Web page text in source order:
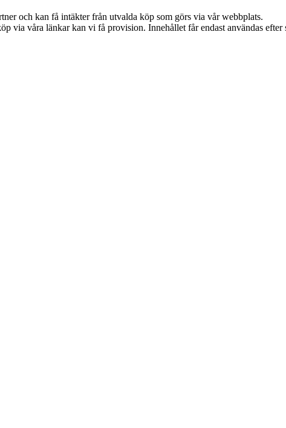
och kan få intäkter från utvalda köp som görs via vår webbplats.
via våra länkar kan vi få provision. Innehållet får endast användas efter